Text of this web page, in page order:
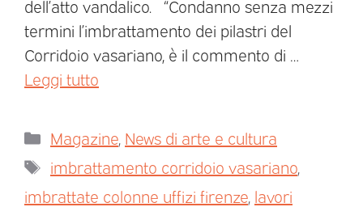
dell’atto vandalico. “Condanno senza mezzi
termini l’imbrattamento dei pilastri del
Corridoio vasariano, è il commento di …
Leggi tutto
Magazine News di arte e cultura
imbrattamento corridoio vasariano
imbrattate colonne uffizi firenze lavori